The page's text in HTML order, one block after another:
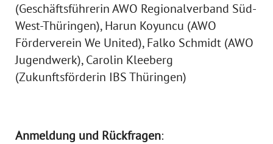
(Geschäftsführerin AWO Regionalverband Süd-
West-Thüringen), Harun Koyuncu (AWO
Förderverein We United), Falko Schmidt (AWO
Jugendwerk), Carolin Kleeberg
(Zukunftsförderin IBS Thüringen)
Anmeldung und Rückfragen: